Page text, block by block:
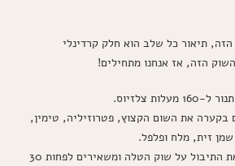
תיאור כל שלב הוא חלק קרדינלי
הזה, אז אנחנו מתחילים!
מעלות צלזיוס.
בקערה את השום הקצוץ, פטרוזיליה, טימין,
שמן זית, מלח ופלפל.
מסננים את התיבול על שוק הטלה ומשאירים לפחות 30